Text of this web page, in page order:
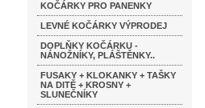
KOČÁRKY PRO PANENKY
LEVNÉ KOČÁRKY VÝPRODEJ
DOPLŇKY KOČÁRKU -
NÁNOŽNÍKY, PLÁŠTĚNKY..
FUSAKY + KLOKANKY + TAŠKY
NA DITĚ + KROSNY +
SLUNEČNÍKY